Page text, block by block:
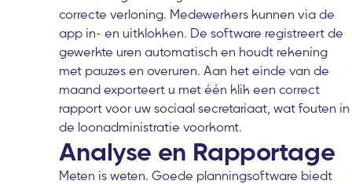
correcte verloning. Medewerkers kunnen via de
app in- en uitklokken. De software registreert de
gewerkte uren automatisch en houdt rekening
met pauzes en overuren. Aan het einde van de
maand exporteert u met één klik een correct
rapport voor uw sociaal secretariaat, wat fouten in
de loonadministratie voorkomt.
Analyse en Rapportage
Meten is weten. Goede planningsoftware biedt